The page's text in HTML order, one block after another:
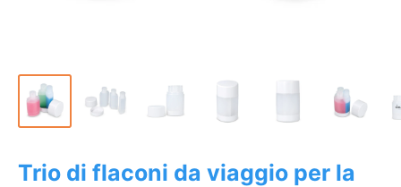
Trio di flaconi da viaggio per la